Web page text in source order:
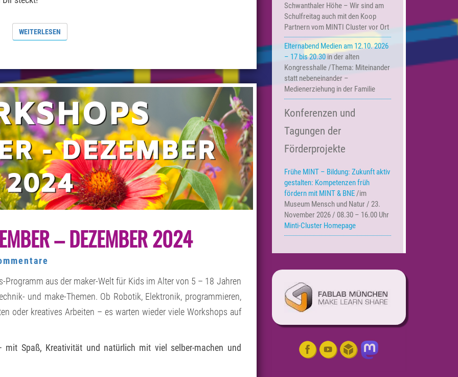
WEITERLESENWEITERLESEN
SEPTEMBER
–
DEZEMBER
– DEZEMBER 2024
aus der maker-Welt für Kids im Alter von 5 – 18 Jahren
und make-Themen. Ob Robotik, Elektronik, programmieren,
oder kreatives Arbeiten – es warten wieder viele Workshops auf
mit Spaß, Kreativität und natürlich mit viel selber-machen und
Schwanthaler Höhe – Wir sind am
Schulfreitag auch mit den Koop
Partnern vom MINTI Cluster vor Ort
Elternabend Medien am 12.10. 2026
– 17 bis 20.30in der alten
Kongresshalle /Thema: Miteinander
statt nebeneinander –
Medienerziehung in der Familie
Konferenzen und
Tagungen der
Förderprojekte
Frühe MINT – Bildung: Zukunft aktiv
gestalten: Kompetenzen früh
fördern mit MINT & BNE/im
Museum Mensch und Natur / 23.
November 2026 / 08.30 – 16.00 Uhr
Minti-Cluster Homepage